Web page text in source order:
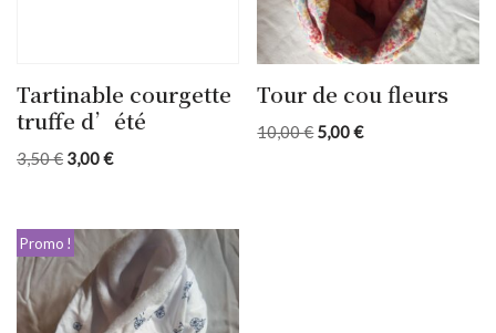
Tartinable courgette
truffe d’été
3,50€ 3,00€
Tour de cou fleurs
10,00€ 5,00€
Promo !